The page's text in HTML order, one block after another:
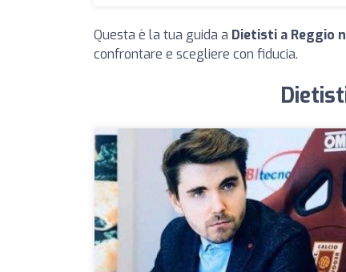
Questa è la tua guida a Dietisti a Reggio
confrontare e scegliere con fiducia.